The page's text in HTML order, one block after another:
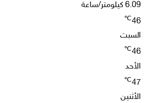
6.09 كيلومتر/ساعة
46
℃
السبت
46
℃
الأحد
47
℃
الأثنين